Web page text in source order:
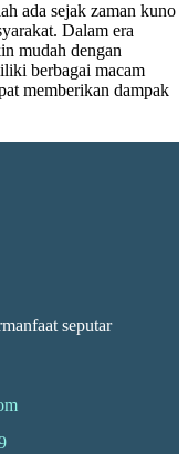
ada sejak zaman kuno
Dalam era
mudah dengan
berbagai macam
memberikan dampak
seputar